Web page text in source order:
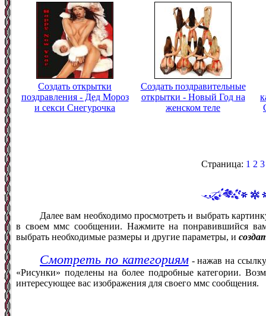
Создать открытки
поздравления - Дед Мороз
и секси Снегурочка
Создать поздравительные
открытки - Новый Год на
женском теле
Страница: 1 2 3
Далее вам необходимо просмотреть и выбрать
в своем ммс сообщении. Нажмите на понравившийся
выбрать необходимые размеры и другие параметры, и
Смотреть по категориям- нажав на
«Рисунки» поделены на более подробные категории.
интересующее вас изображения для своего ммс сообщения.